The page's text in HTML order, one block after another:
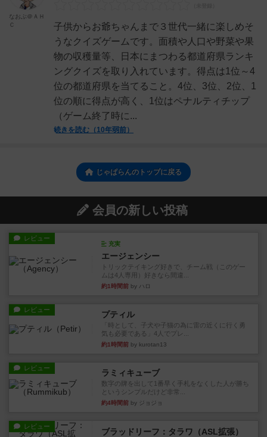
子供からお爺ちゃんまで３世代一緒に楽しめそ
うなクイズゲームです。面積や人口や野菜や果
物の収穫量等、日本にまつわる都道府県ランキ
ングクイズを取り入れています。得点は1位～4
位の都道府県を当てること。4位、3位、2位、1
位の順に得点が高く、1位はペナルティチップ
（ゲーム終了時に...
続きを読む（10年弱前）
なおぶ＠ＡＨ
Ｃ
じゃぱらんのトップに戻る
会員の新しい投稿
レビュー
充実
エージェンシー
トリックテイキング好きで、チーム戦（このゲー
ムは4人専用）好きなら間違...
約1時間前 by ハロ
レビュー プティル
「時として、子犬や子猫の為に雷の近くに行く勇
気も必要である」4人でプレ...
約1時間前 by kurotan13
レビュー ラミィキューブ
数字の牌を出して1番早く手札をなくした人が勝ち
というシンプルだけど非常...
約4時間前 by ジョジョ
レビュー
ブラッドリーフ：タラワ（ASL拡張）